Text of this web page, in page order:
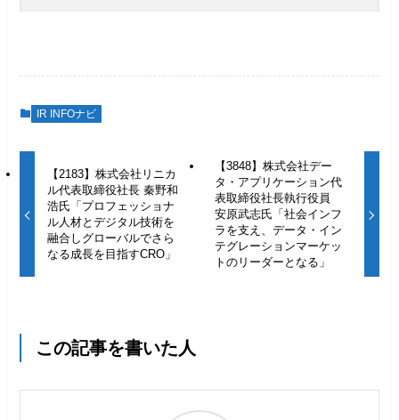
IR INFOナビ
【2183】株式会社リニカ
ル代表取締役社長 秦野和
浩氏「プロフェッショナ
ル人材とデジタル技術を
融合しグローバルでさら
なる成長を目指すCRO」
【3848】株式会社デー
タ・アプリケーション代
表取締役社長執行役員
安原武志氏「社会インフ
ラを支え、データ・イン
テグレーションマーケッ
トのリーダーとなる」
この記事を書いた人